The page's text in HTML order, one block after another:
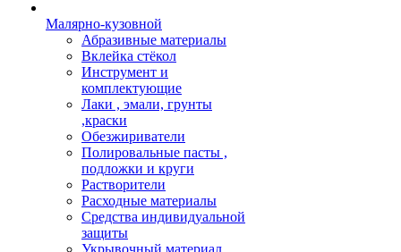
Малярно-кузовной
Абразивные материалы
Вклейка стёкол
Инструмент и
комплектующие
Лаки , эмали, грунты
,краски
Обезжириватели
Полировальные пасты ,
подложки и круги
Растворители
Расходные материалы
Средства индивидуальной
защиты
Укрывочный материал